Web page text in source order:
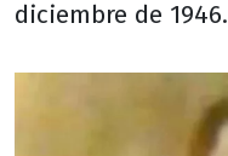
diciembre de 1946.